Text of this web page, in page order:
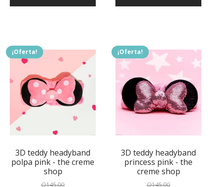
¡Oferta!
3D teddy headyband
polpa pink - the creme
shop
Q145.00
¡Oferta!
3D teddy headyband
princess pink - the
creme shop
Q145.00